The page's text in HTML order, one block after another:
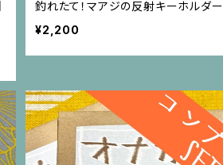
釣れたて！マアジの反射キーホルダー
¥2,200